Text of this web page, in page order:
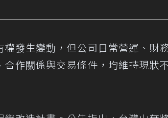
發生變動，但公司日常營運、財
作關係與交易條件，均維持現狀